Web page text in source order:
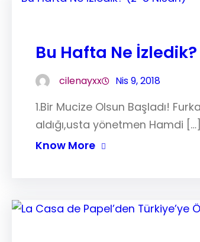
Bu Hafta Ne
cilenayxx Nis 9, 2018
1.Bir Mucize Olsun Başladı!
aldığı,usta yönetmen Hamdi […]
Know More